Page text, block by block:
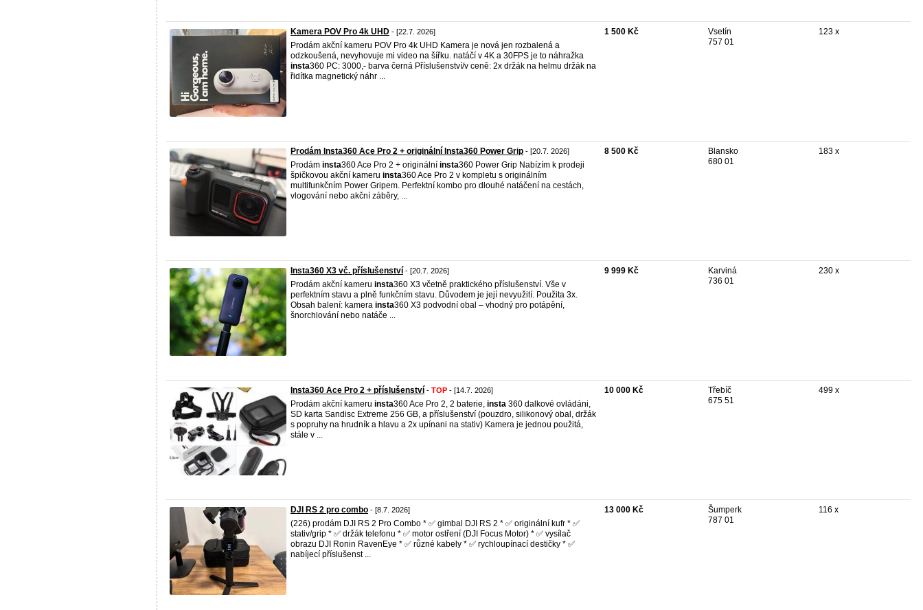
Kamera POV Pro 4k UHD - [22.7. 2026]
Prodám akční kameru POV Pro 4k UHD Kamera je nová jen rozbalená a
odzkoušená, nevyhovuje mi video na šířku. natáčí v 4K a 30FPS je to náhražka
insta360 PC: 3000,- barva černá Příslušenství/v ceně: 2x držák na helmu držák na
řidítka magnetický náhr ...
1 500 Kč
Vsetín
757 01
123 x
Prodám Insta360 Ace Pro 2 + originální Insta360 Power Grip - [20.7. 2026]
Prodám insta360 Ace Pro 2 + originální insta360 Power Grip Nabízím k prodeji
špičkovou akční kameru insta360 Ace Pro 2 v kompletu s originálním
multifunkčním Power Gripem. Perfektní kombo pro dlouhé natáčení na cestách,
vlogování nebo akční záběry, ...
8 500 Kč
Blansko
680 01
183 x
Insta360 X3 vč. příslušenství - [20.7. 2026]
Prodám akční kameru insta360 X3 včetně praktického příslušenství. Vše v
perfektním stavu a plně funkčním stavu. Důvodem je její nevyužití. Použita 3x.
Obsah balení: kamera insta360 X3 podvodní obal – vhodný pro potápění,
šnorchlování nebo natáče ...
9 999 Kč
Karviná
736 01
230 x
Insta360 Ace Pro 2 + příslušenství - TOP - [14.7. 2026]
Prodám akční kameru insta360 Ace Pro 2, 2 baterie, insta 360 dalkové ovládáni,
SD karta Sandisc Extreme 256 GB, a příslušenství (pouzdro, silikonový obal, držák
s popruhy na hrudník a hlavu a 2x upínani na stativ) Kamera je jednou použitá,
stále v ...
10 000 Kč
Třebíč
675 51
499 x
DJI RS 2 pro combo - [8.7. 2026]
(226) prodám DJI RS 2 Pro Combo * ✅ gimbal DJI RS 2 * ✅ originální kufr * ✅
stativ/grip * ✅ držák telefonu * ✅ motor ostření (DJI Focus Motor) * ✅ vysílač
obrazu DJI Ronin RavenEye * ✅ různé kabely * ✅ rychloupínací destičky * ✅
nabíjecí příslušenst ...
13 000 Kč
Šumperk
787 01
116 x